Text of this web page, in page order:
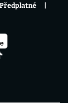
Předplatné